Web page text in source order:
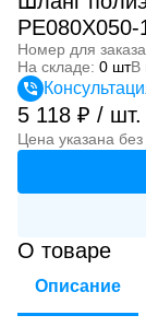
Номер для
На складе: 0 штВ
5 118 ₽ / шт.
Цена указана
О товаре
Описание